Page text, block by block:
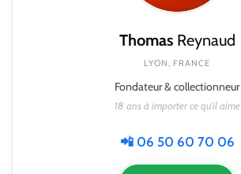
ThomasReynaud
LYON, FRANCE
Fondateur & collectionneur
18 ans à importer ce qu'il aime
📲 06 50 60 70 06